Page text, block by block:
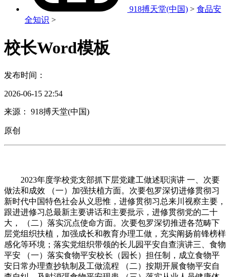
918搏天堂(中国) > 食品安
全知识 >
校长Word模板
发布时间：
2026-06-15 22:54
来源： 918搏天堂(中国)
原创
2023年度学校党支部抓下层党建工做述职演讲 一、次要
做法和成效 （一）加强扶植方面。次要包罗深切进修贯彻习
新时代中国特色社会从义思惟，进修贯彻习总来川视察主要，
跟进进修习总最新主要讲话和主要批示，进修贯彻党的二十
大， （二）落实沉点使命方面。次要包罗深切推进各范畴下
层党组织扶植，加强成长和教育办理工做，充实阐扬前锋榜样
感化等环境；落实党组织带领的长儿园平安自查演讲三、食物
平安 （一）落实食物平安校长（园长）担任制，成立食物平
安日常办理查抄轨制及工做流程 （二）按期开展食物平安自